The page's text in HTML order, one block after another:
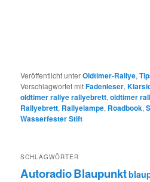
Veröffentlicht unterOldtimer-Rallye,
Verschlagwortet mitFadenleser,
oldtimer rallye rallyebrett,oldtimer
Rallyebrett, Rallyelampe, Roadbook,
Wasserfester Stift
SCHLAGWÖRTER
AutoradioBlaupunkt